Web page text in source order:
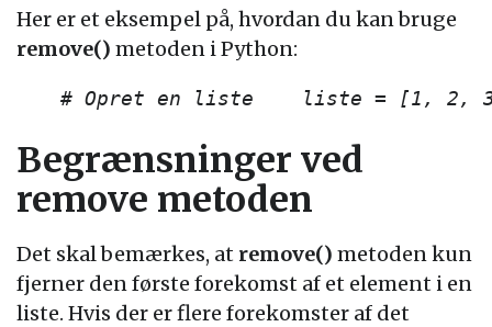
Her er et eksempel på, hvordan du kan bruge
remove() metoden i Python:
# Opret en liste    liste = [1, 2,
Begrænsninger ved
remove metoden
Det skal bemærkes, at remove() metoden kun
fjerner den første forekomst af et element i en
liste. Hvis der er flere forekomster af det